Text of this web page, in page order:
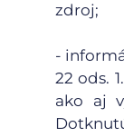
zdroj;
-
22 ods.
ako aj